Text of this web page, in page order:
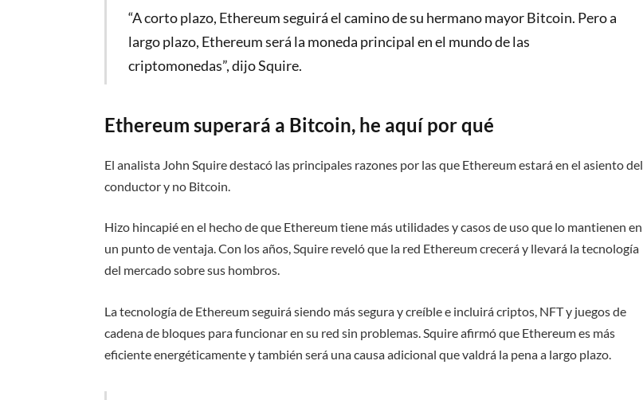
“A corto plazo, Ethereum seguirá el camino de su hermano mayor Bitcoin. Pero a
largo plazo, Ethereum será la moneda principal en el mundo de las
criptomonedas”, dijo Squire.
Ethereum superará a Bitcoin, he aquí por qué
El analista John Squire destacó las principales razones por las que Ethereum estará en el asiento del
conductor y no Bitcoin.
Hizo hincapié en el hecho de que Ethereum tiene más utilidades y casos de uso que lo mantienen en
un punto de ventaja. Con los años, Squire reveló que la red Ethereum crecerá y llevará la tecnología
del mercado sobre sus hombros.
La tecnología de Ethereum seguirá siendo más segura y creíble e incluirá criptos, NFT y juegos de
cadena de bloques para funcionar en su red sin problemas. Squire afirmó que Ethereum es más
eficiente energéticamente y también será una causa adicional que valdrá la pena a largo plazo.